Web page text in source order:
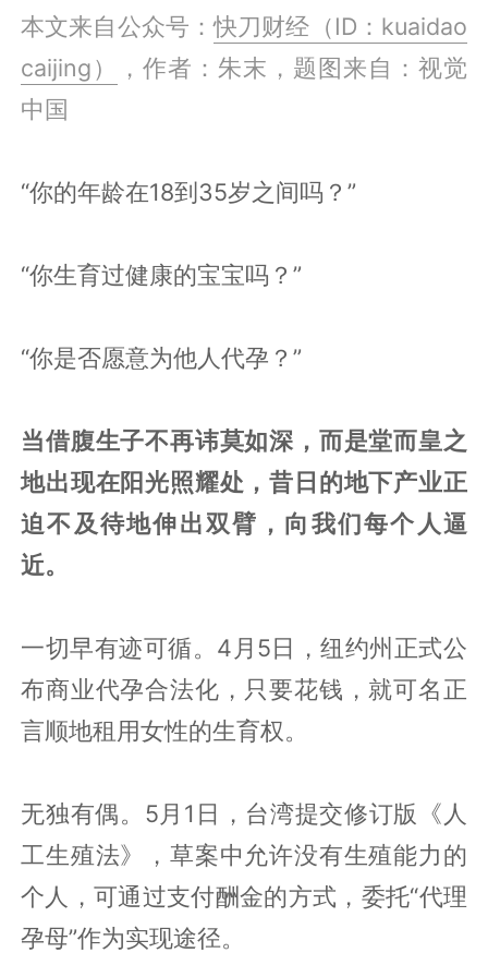
本文来自公众号：快刀财经（ID：kuaidao
caijing）
，作者：朱末，题图来自：视觉
中国
“你的年龄在18到35岁之间吗？”
“你生育过健康的宝宝吗？”
“你是否愿意为他人代孕？”
当借腹生子不再讳莫如深，而是堂而皇之
地出现在阳光照耀处，昔日的地下产业正
迫不及待地伸出双臂，向我们每个人逼
近。
一切早有迹可循。4月5日，纽约州正式公
布商业代孕合法化，只要花钱，就可名正
言顺地租用女性的生育权。
无独有偶。5月1日，台湾提交修订版《人
工生殖法》，草案中允许没有生殖能力的
个人，可通过支付酬金的方式，委托“代理
孕母”作为实现途径。